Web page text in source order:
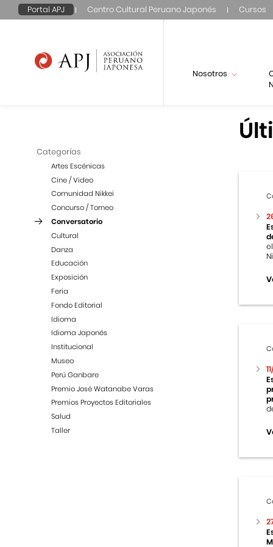
Portal APJ Centro Cultural Peruano Japonés Cursos
Nosotros
Categorías
Artes Escénicas
Cine / Video
Comunidad Nikkei
Concurso / Torneo
Conversatorio
Cultural
Danza
Educación
Exposición
Feria
Fondo Editorial
Idioma
Idioma Japonés
Institucional
Museo
Perú Ganbare
Premio José Watanabe Varas
Premios Proyectos Editoriales
Salud
Taller